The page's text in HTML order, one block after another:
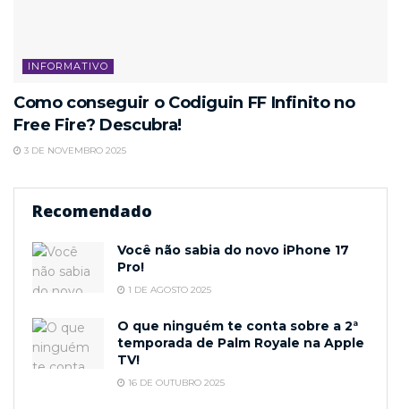
INFORMATIVO
Como conseguir o Codiguin FF Infinito no
Free Fire? Descubra!
3 DE NOVEMBRO 2025
Recomendado
Você não sabia do novo iPhone 17
Pro!
1 DE AGOSTO 2025
O que ninguém te conta sobre a 2ª
temporada de Palm Royale na Apple
TV!
16 DE OUTUBRO 2025